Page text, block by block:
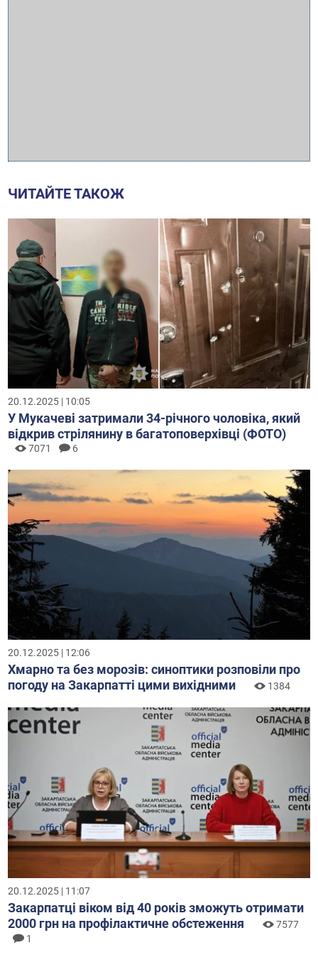
ЧИТАЙТЕ ТАКОЖ
20.12.2025 | 10:05
У Мукачеві затримали 34-річного чоловіка, який
відкрив стрілянину в багатоповерхівці (ФОТО)
7071 6
20.12.2025 | 12:06
Хмарно та без морозів: синоптики розповіли про
погоду на Закарпатті цими вихідними
1384
20.12.2025 | 11:07
Закарпатці віком від 40 років зможуть отримати
2000 грн на профілактичне обстеження
7577
1